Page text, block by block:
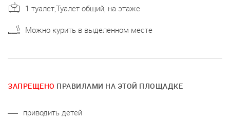
1 туалет,Туалет общий, на этаже
Можно курить в выделенном месте
ЗАПРЕЩЕНО ПРАВИЛАМИ НА ЭТОЙ ПЛОЩАДКЕ
приводить детей